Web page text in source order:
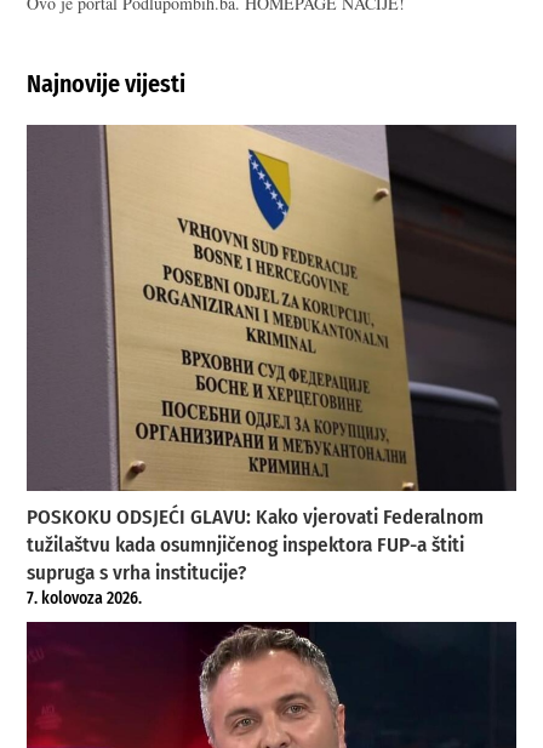
Najnovije vijesti
POSKOKU ODSJEĆI GLAVU: Kako vjerovati Federalnom
tužilaštvu kada osumnjičenog inspektora FUP-a štiti
supruga s vrha institucije?
7. kolovoza 2026.